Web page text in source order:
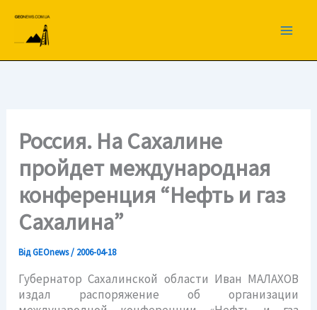
вмісту
Россия. На Сахалине
пройдет международная
конференция “Нефть и газ
Сахалина”
ВідGEOnews/ 2006-04-18
Губернатор Сахалинской области Иван МАЛАХОВ
издал распоряжение об организации